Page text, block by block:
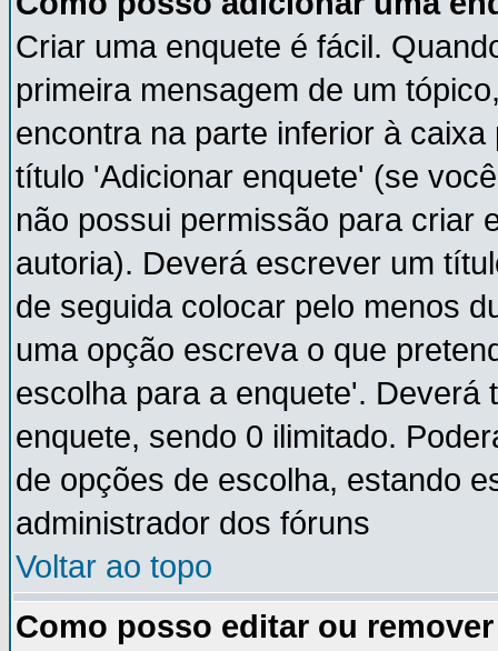
Criar uma enquete é fácil.
primeira mensagem de um
encontra na parte inferior à
título 'Adicionar enquete' (se
não possui permissão para criar
autoria). Deverá escrever um
de seguida colocar pelo menos
uma opção escreva o que
escolha para a enquete'. Deverá
enquete, sendo 0 ilimitado.
de opções de escolha, estando
administrador dos fóruns
Voltar ao topo
Como posso editar ou